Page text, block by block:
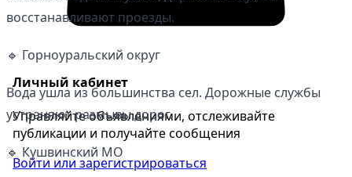
Личный кабинет
Управляйте объявлениями, отслеживайте
публикации и получайте сообщения
Войти или зарегистрироваться
восстанавливают проезды.
🔹 Горноуральский округ
Вода ушла из большинства сел. Дорожные службы
устраняют размывы дорог.
🔹 Кушвинский МО